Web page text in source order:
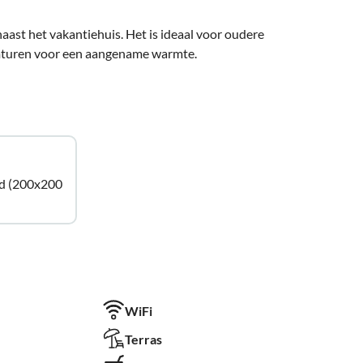
het vakantiehuis. Het is ideaal voor oudere
voor een aangename warmte.
(200x200
WiFi
Terras